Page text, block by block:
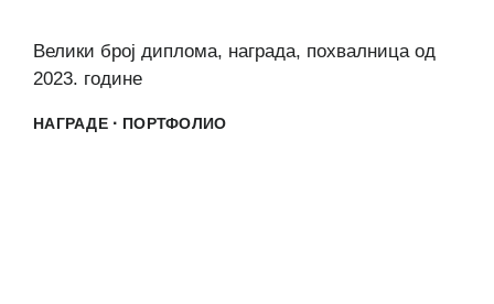
Велики број диплома, награда, похвалница од
2023. године
НАГРАДЕ · ПОРТФОЛИО